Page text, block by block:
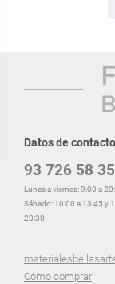
Datos de contacto
93 726 58 35
Lunes a viernes: 9:00 a
Sábado: 10:00 a 13:45 y
20:30
Cómo comprar